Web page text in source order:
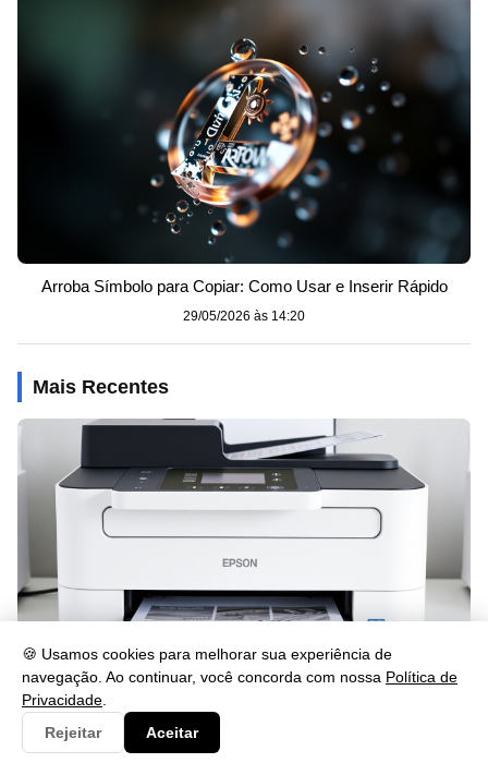
🍪 Usamos cookies para melhorar sua experiência de
navegação. Ao continuar, você concorda com nossa Política de
Privacidade
Rejeitar
Aceitar
Arroba Símbolo para Copiar: Como Usar e Inserir Rápido
29/05/2026 às 14:20
Mais Recentes
Como Imprimir Frente e Verso na Epson L3250: Guia Rápido
29/05/2026 às 15:02